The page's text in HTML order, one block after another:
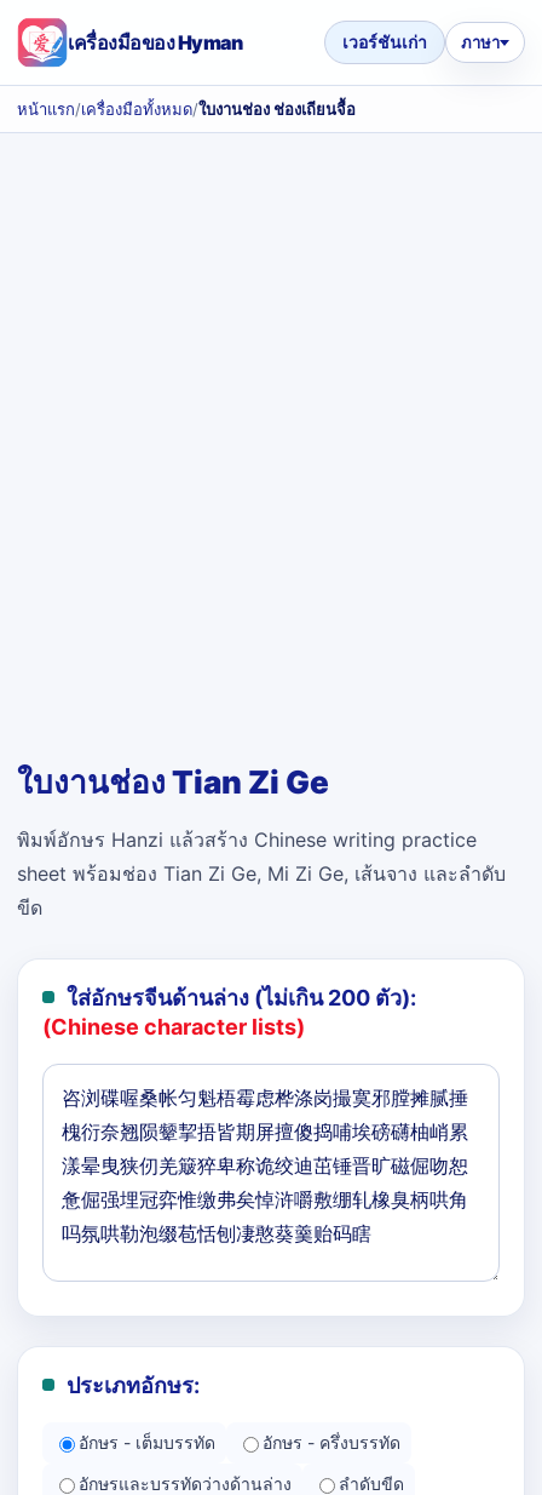
เครื่องมือของ Hyman เวอร์ชันเก่า ภาษา
หน้าแรก/เครื่องมือทั้งหมด/ใบงานช่อง ช่องเถียนจื้อ
ใบงานช่อง Tian Zi Ge
พิมพ์อักษร Hanzi แล้วสร้าง Chinese writing practice
sheet พร้อมช่อง Tian Zi Ge, Mi Zi Ge, เส้นจาง และลำดับ
ขีด
ใส่อักษรจีนด้านล่าง (ไม่เกิน 200 ตัว):
(Chinese character lists)
ประเภทอักษร:
อักษร - เต็มบรรทัด
อักษร - ครึ่งบรรทัด
อักษรและบรรทัดว่างด้านล่าง
ลำดับขีด